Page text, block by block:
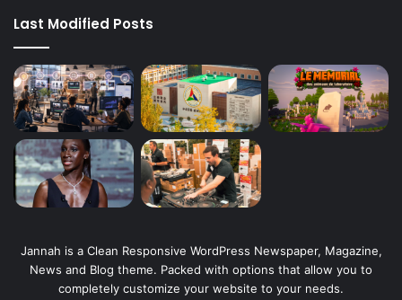
Last Modified Posts
Jannah is a Clean Responsive WordPress Newspaper, Magazine,
News and Blog theme. Packed with options that allow you to
completely customize your website to your needs.